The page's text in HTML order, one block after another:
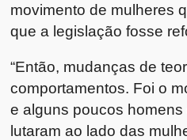
movimento de mulheres
que a legislação fosse
“Então, mudanças de
comportamentos. Foi o
e alguns poucos
lutaram ao lado das